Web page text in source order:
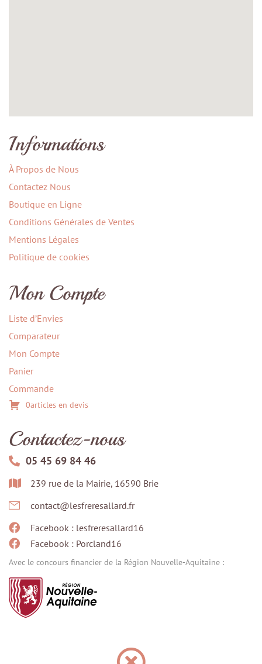
Informations
À Propos de Nous
Contactez Nous
Boutique en Ligne
Conditions Générales de Ventes
Mentions Légales
Politique de cookies
Mon Compte
Liste d’Envies
Comparateur
Mon Compte
Panier
Commande
0articles en devis
Contactez-nous
05 45 69 84 46
239 rue de la Mairie, 16590 Brie
contact@lesfreresallard.fr
Facebook : lesfreresallard16
Facebook : Porcland16
Avec le concours financier de la Région Nouvelle-Aquitaine :